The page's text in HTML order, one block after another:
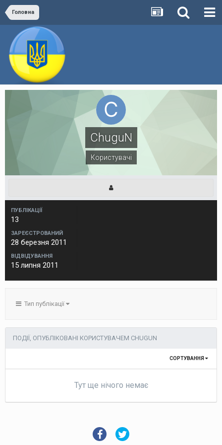
Головна
ChuguN
Користувачі
ПУБЛІКАЦІЇ
13
ЗАРЕЄСТРОВАНИЙ
28 березня 2011
ВІДВІДУВАННЯ
15 липня 2011
Тип публікації
ПОДІЇ, ОПУБЛІКОВАНІ КОРИСТУВАЧЕМ CHUGUN
СОРТУВАННЯ
Тут ще нічого немає